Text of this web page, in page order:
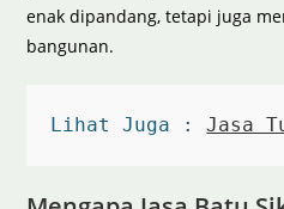
enak dipandang, tetapi juga
bangunan.
Lihat Juga : Jasa